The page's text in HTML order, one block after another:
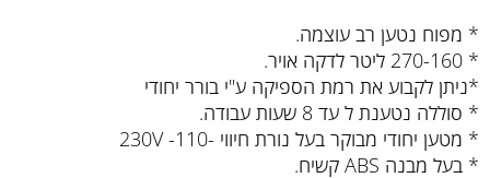
* מפוח נטען רב עוצמה.
* 270-160 ליטר לדקה אויר.
*ניתן לקבוע את רמת הספיקה ע"י בורר יחודי
* סוללה נטענת ל עד 8 שעות עבודה.
* מטען יחודי מבוקר בעל נורת חיווי -110- 230V
* בעל מבנה ABS קשיח.